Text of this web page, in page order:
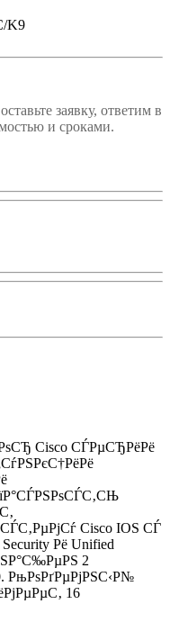
K9
заявку, ответим в
и сроками.
Cisco СЃРµСЂРёРё
Cisco IOS СЃ
Рё Unified
2
РњРѕРґРµРјРЅС‹Р№
16